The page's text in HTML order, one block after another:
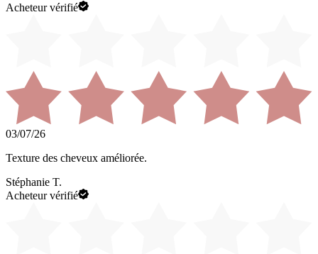
Acheteur vérifié
03/07/26
Texture des cheveux améliorée.
Stéphanie T.
Acheteur vérifié